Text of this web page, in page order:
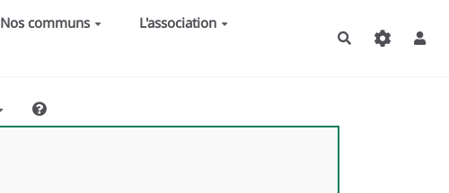
Nos communs
L'association
Rechercher